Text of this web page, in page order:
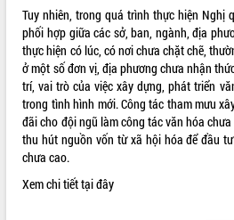
ALBUM ẢNH
Tuy nhiên, trong quá trình thực hiện Nghị
phối hợp giữa các sở, ban, ngành, địa
thực hiện có lúc, có nơi chưa chặt chẽ,
ở một số đơn vị, địa phương chưa nhận
trí, vai trò của việc xây dựng, phát triển
trong tình hình mới. Công tác tham mưu
đãi cho đội ngũ làm công tác văn hóa
thu hút nguồn vốn từ xã hội hóa để đầu
chưa cao.
Xem chi tiếttại đây